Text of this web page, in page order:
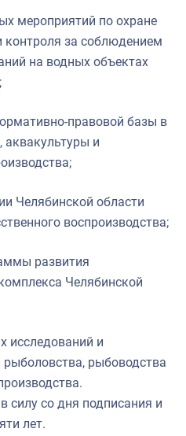
мероприятий по охране
контроля за соблюдением
на водных объектах
правовой базы в
аквакультуры и
Челябинской области
воспроизводства;
развития
Челябинской
исследований и
рыболовства, рыбоводства
силу со дня подписания и
лет.